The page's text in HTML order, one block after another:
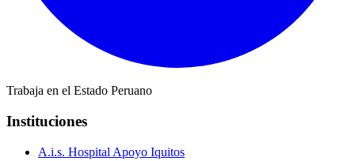
Trabaja en el Estado Peruano
Instituciones
A.i.s. Hospital Apoyo Iquitos